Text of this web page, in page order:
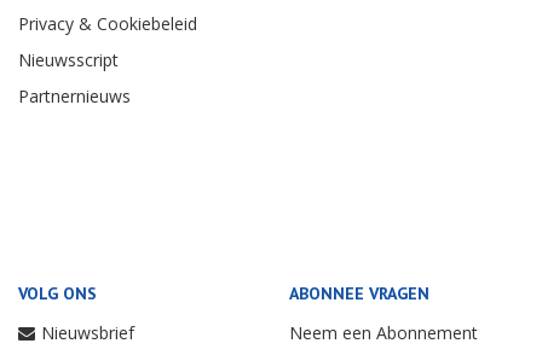
Privacy & Cookiebeleid
Nieuwsscript
Partnernieuws
VOLG ONS
Nieuwsbrief
ABONNEE VRAGEN
Neem een Abonnement